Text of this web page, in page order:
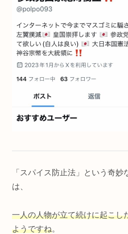
「スパイス防止法」という奇
は、
一人の人物が立て続けに起こし
ようですね。